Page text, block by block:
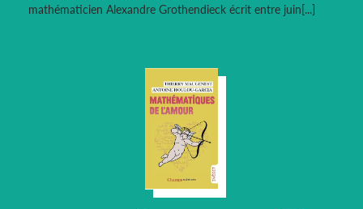
mathématicien Alexandre Grothendieck écrit entre juin[...]